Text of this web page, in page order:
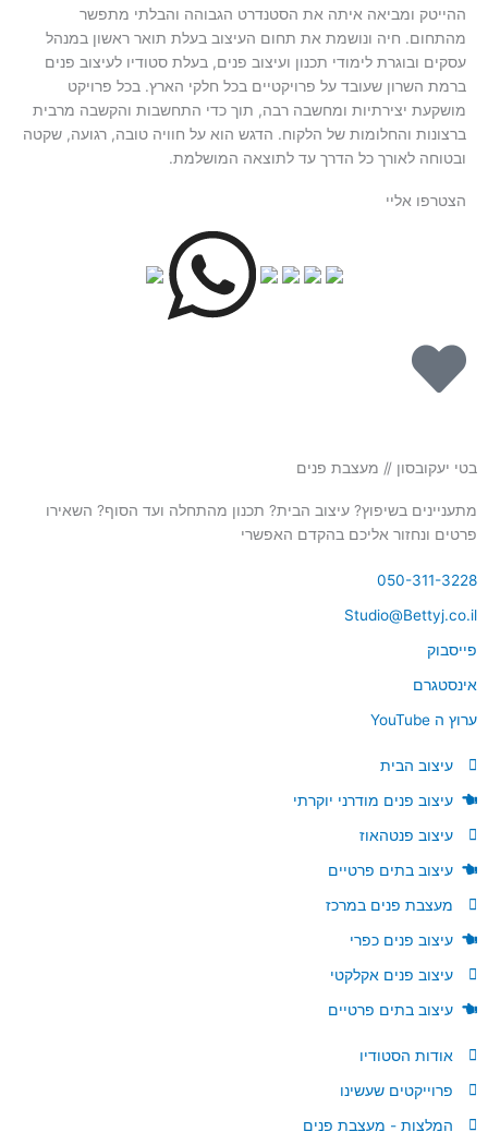
ההייטק ומביאה איתה את הסטנדרט הגבוהה והבלתי מתפשר
מהתחום. חיה ונושמת את תחום העיצוב בעלת תואר ראשון במנהל
עסקים ובוגרת לימודי תכנון ועיצוב פנים, בעלת סטודיו לעיצוב פנים
ברמת השרון שעובד על פרויקטיים בכל חלקי הארץ. בכל פרויקט
מושקעת יצירתיות ומחשבה רבה, תוך כדי התחשבות והקשבה מרבית
ברצונות והחלומות של הלקוח. הדגש הוא על חוויה טובה, רגועה, שקטה
ובטוחה לאורך כל הדרך עד לתוצאה המושלמת.
הצטרפו אליי
בטי יעקובסון // מעצבת פנים
מתעניינים בשיפוץ? עיצוב הבית? תכנון מהתחלה ועד הסוף? השאירו
פרטים ונחזור אליכם בהקדם האפשרי
050-311-3228
Studio@Bettyj.co.il
פייסבוק
אינסטגרם
ערוץ ה YouTube
עיצוב הבית
עיצוב פנים מודרני יוקרתי
עיצוב פנטהאוז
עיצוב בתים פרטיים
מעצבת פנים במרכז
עיצוב פנים כפרי
עיצוב פנים אקלקטי
עיצוב בתים פרטיים
אודות הסטודיו
פרוייקטים שעשינו
המלצות - מעצבת פנים